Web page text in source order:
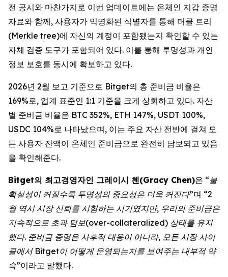
전 공시와 마찬가지로 이번 업데이트에는 온체인 지갑 증명
자료와 함께, 사용자가 익명화된 식별자를 통해 머클 트리
(Merkle tree)에 자신의 계정이 포함됐는지 확인할 수 있는
자체 검증 도구가 포함되어 있다. 이를 통해 투명성과 개인
정보 보호를 동시에 확보하고 있다.
2026년 2월 보고 기준으로 Bitget의 총 준비금 비율은
169%로, 업계 표준인 1:1 기준을 크게 상회하고 있다. 자산
별 준비금 비율은 BTC 352%, ETH 147%, USDT 100%,
USDC 104%로 나타났으며, 이는 주요 자산 전반에 걸쳐 모
든 사용자 잔액이 온체인 준비금으로 완전히 담보되고 있음
을 확인해준다.
Bitget의 최고경영자인 그레이시 첸(Gracy Chen)은 “불
확실성이 커질수록 투명성의 중요성은 더욱 커진다”며 “2
월 역시 시장 신뢰를 시험하는 시기였지만, 우리의 준비금은
지속적으로 초과 담보(over-collateralized) 상태를 유지
했다. 준비금 증명은 사후적 대응이 아니라, 모든 시장 사이
클에서 Bitget이 어떻게 운영되는지를 보여주는 내부적 약
속”이라고 말했다.